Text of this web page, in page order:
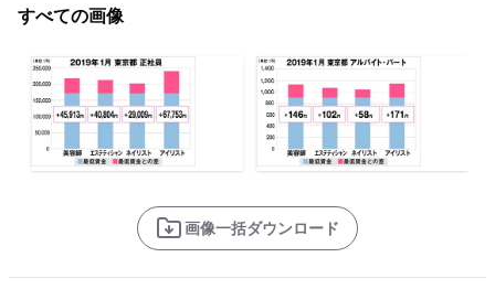
すべての画像
画像一括ダウンロード